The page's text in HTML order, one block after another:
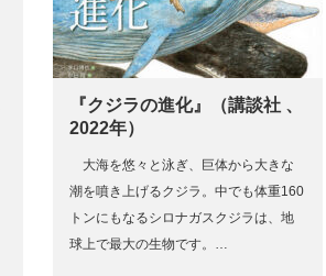
『クジラの進化』（講談社 、
2022年）
大海を悠々と泳ぎ、巨体から大きな
潮を噴き上げるクジラ。中でも体重160
トンにもなるシロナガスクジラは、地
球上で最大の生物です。…